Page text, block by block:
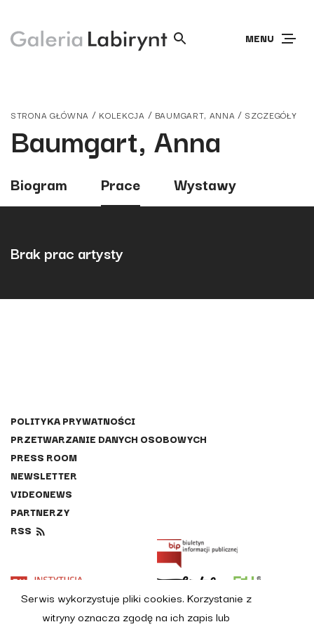
MENU
STRONA GŁÓWNA / KOLEKCJA / BAUMGART, ANNA/ SZCZEGÓŁY
Baumgart, Anna
Biogram Prace Wystawy
Brak prac artysty
POLITYKA PRYWATNOŚCI
PRZETWARZANIE DANYCH OSOBOWYCH
PRESS ROOM
NEWSLETTER
VIDEONEWS
PARTNERZY
RSS
Strona otworzy się w nowej karcie
Strona otworzy
Przejdź na stronę Instytucji Kultryry miasta LublinPrzejdź na stronę Lublin.eu
Strona
Serwis wykorzystuje pliki cookies. Korzystanie z
witryny oznacza zgodę na ich zapis lub